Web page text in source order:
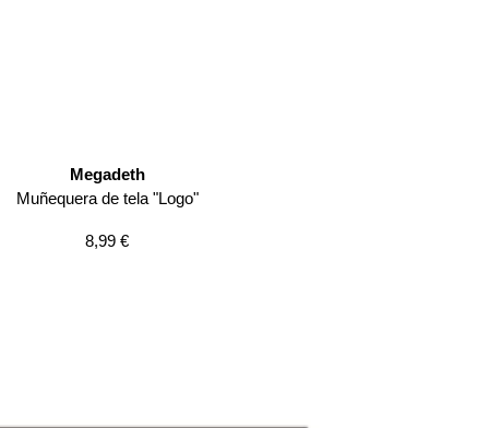
Megadeth
Muñequera de tela "Logo"
Precio
8,99 €